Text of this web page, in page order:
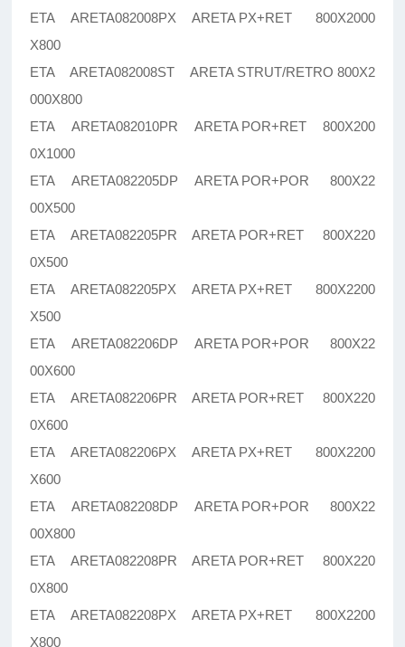
ETA ARETA082008PX ARETA PX+RET 800X2000
X800
ETA ARETA082008ST ARETA STRUT/RETRO 800X2
000X800
ETA ARETA082010PR ARETA POR+RET 800X200
0X1000
ETA ARETA082205DP ARETA POR+POR 800X22
00X500
ETA ARETA082205PR ARETA POR+RET 800X220
0X500
ETA ARETA082205PX ARETA PX+RET 800X2200
X500
ETA ARETA082206DP ARETA POR+POR 800X22
00X600
ETA ARETA082206PR ARETA POR+RET 800X220
0X600
ETA ARETA082206PX ARETA PX+RET 800X2200
X600
ETA ARETA082208DP ARETA POR+POR 800X22
00X800
ETA ARETA082208PR ARETA POR+RET 800X220
0X800
ETA ARETA082208PX ARETA PX+RET 800X2200
X800